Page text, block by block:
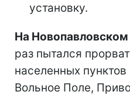
установку.
На Новопавловском
раз пытался
населенных пунктов
Вольное Поле,